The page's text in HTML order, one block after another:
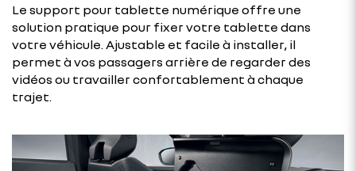
Le support pour tablette numérique offre une
solution pratique pour fixer votre tablette dans
votre véhicule. Ajustable et facile à installer, il
permet à vos passagers arrière de regarder des
vidéos ou travailler confortablement à chaque
trajet.